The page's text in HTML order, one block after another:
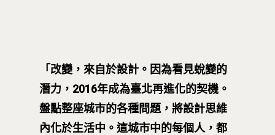
「改變，來自於設計。因為看見蛻變的
潛力， 2016年成為臺北再進化的契機。
盤點整座城市的各種問題，將設計思維
內化於生活中。這城市中的每個人，都